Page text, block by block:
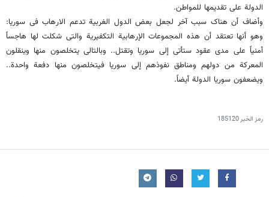
الدولة على تقدیمها للمواطن.
وأضاف أن هناک سبب آخر لجعل بعض الدول الغربیة تدعم الارهاب فی سوریا:
وهو أنها تعتقد أن هذه المجموعات الإرهابیة التکفیریة والتی شکلت لها هاجساً
أمنیاً على مدى عقود ستأتی إلى سوریا وتقتل.. وبالتالی یتخلصون منها وینقلون
المعرکة من دولهم ومناطق نفوذهم إلى سوریا فیتخلصون منها دفعة واحدة..
ویضعفون سوریا الدولة أیضاً.
رمز الخبر185120